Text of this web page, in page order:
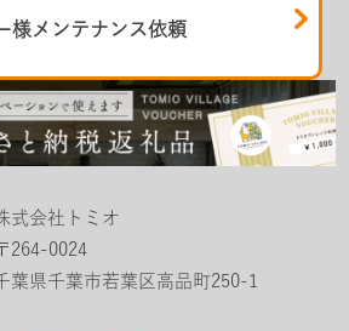
様メンテナンス依頼
式会社トミオ
264-0024
葉県千葉市若葉区高品町250-1